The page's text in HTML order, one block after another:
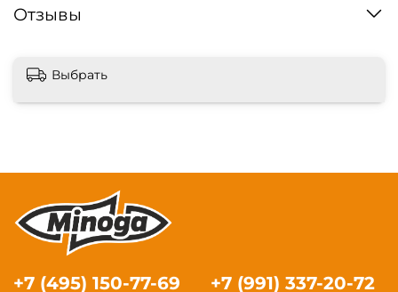
Отзывы
Выбрать
+7 (495) 150-77-69 +7 (991) 337-20-72